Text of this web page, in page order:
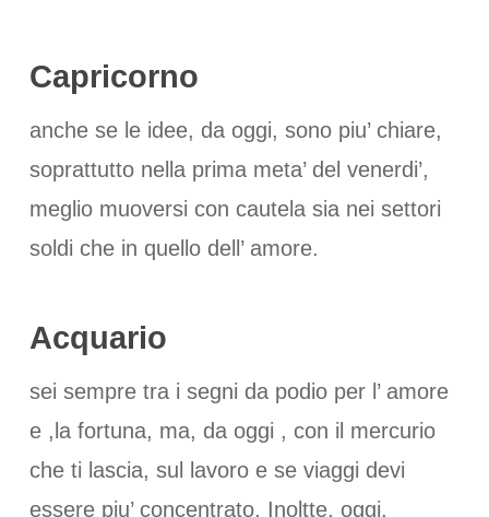
Capricorno
anche se le idee, da oggi, sono piu’ chiare,
soprattutto nella prima meta’ del venerdi’,
meglio muoversi con cautela sia nei settori
soldi che in quello dell’ amore.
Acquario
sei sempre tra i segni da podio per l’ amore
e ,la fortuna, ma, da oggi , con il mercurio
che ti lascia, sul lavoro e se viaggi devi
essere piu’ concentrato. Inoltte, oggi,